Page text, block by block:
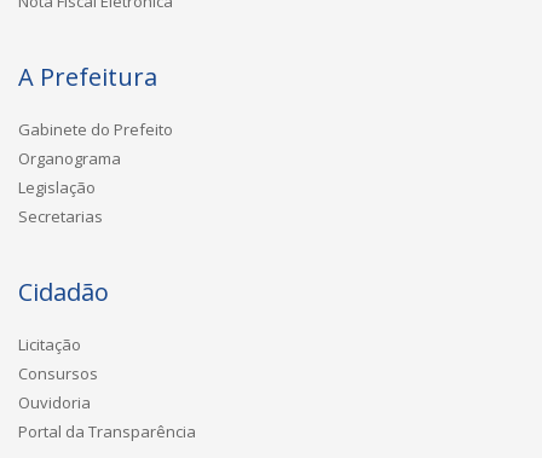
A Prefeitura
Gabinete do Prefeito
Organograma
Legislação
Secretarias
Cidadão
Licitação
Consursos
Ouvidoria
Portal da Transparência